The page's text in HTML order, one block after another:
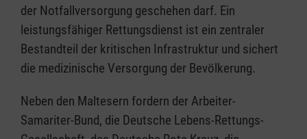
der Notfallversorgung geschehen darf. Ein
leistungsfähiger Rettungsdienst ist ein zentraler
Bestandteil der kritischen Infrastruktur und sichert
die medizinische Versorgung der Bevölkerung.
Neben den Maltesern fordern der Arbeiter-
Samariter-Bund, die Deutsche Lebens-Rettungs-